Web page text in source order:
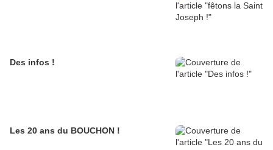
Des infos !
Les 20 ans du BOUCHON !